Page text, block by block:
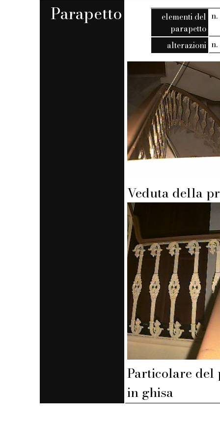
Parapetto
elementi del
parapetto
n.
alterazioni n.
Veduta della
Particolare del
in ghisa